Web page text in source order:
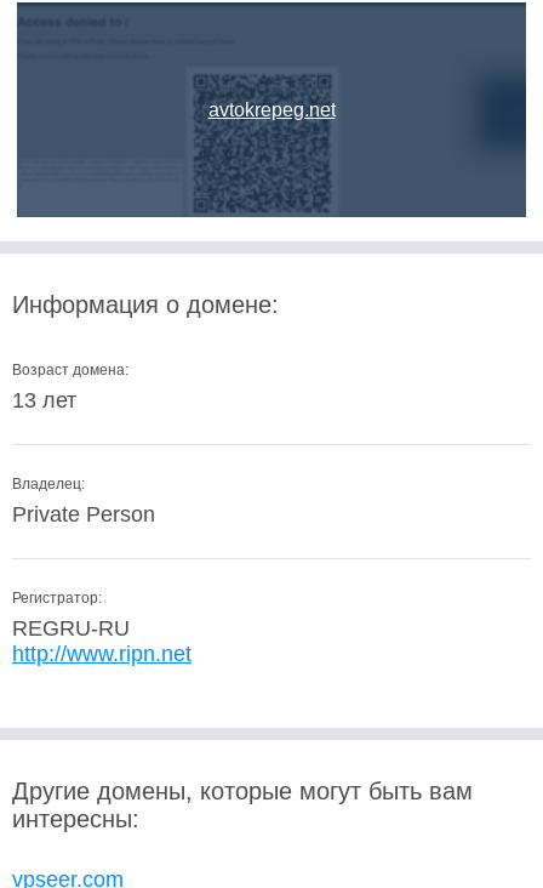
avtokrepeg.net
Информация о домене:
Возраст домена:
13 лет
Владелец:
Private Person
Регистратор:
REGRU-RU
http://www.ripn.net
Другие домены, которые могут быть вам
интересны:
vpseer.com